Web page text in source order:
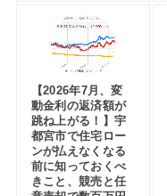
【2026年7月、変
動金利の返済額が
跳ね上がる！】宇
都宮市で住宅ロー
ンが払えなくなる
前に知っておくべ
きこと、競売と任